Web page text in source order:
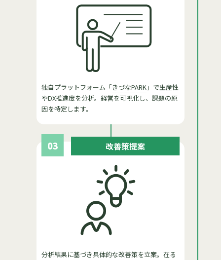
独自プラットフォーム「きづなPARK 」で生産性
やDX推進度を分析。経営を可視化し、課題の原
因を特定します。
03 改善策提案
分析結果に基づき具体的な改善策を立案。在る